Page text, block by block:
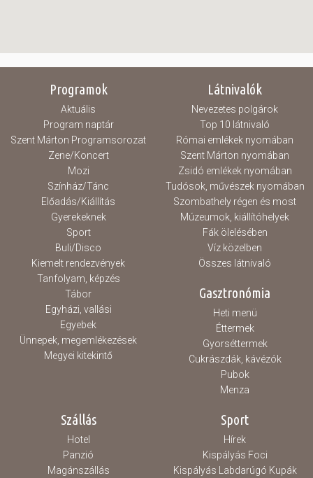
Programok
Aktuális
Program naptár
Szent Márton Programsorozat
Zene/Koncert
Mozi
Színház/Tánc
Előadás/Kiállítás
Gyerekeknek
Sport
Buli/Disco
Kiemelt rendezvények
Tanfolyam, képzés
Tábor
Egyházi, vallási
Egyebek
Ünnepek, megemlékezések
Megyei kitekintő
Látnivalók
Nevezetes polgárok
Top 10 látnivaló
Római emlékek nyomában
Szent Márton nyomában
Zsidó emlékek nyomában
Tudósok, művészek nyomában
Szombathely régen és most
Múzeumok, kiállítóhelyek
Fák ölelésében
Víz közelben
Összes látnivaló
Gasztronómia
Heti menü
Éttermek
Gyorséttermek
Cukrászdák, kávézók
Pubok
Menza
Szállás
Hotel
Panzió
Magánszállás
Sport
Hírek
Kispályás Foci
Kispályás Labdarúgó Kupák